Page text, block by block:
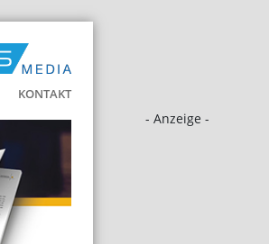
KONTAKT
- Anzeige -